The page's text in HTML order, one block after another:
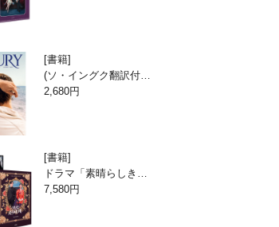
書籍
(ソ・イングク翻訳付
き) LUXURY 2026.8月
2,680円
書籍
ドラマ「素晴らしき新
世界」台本集 [全2巻/
7,580円